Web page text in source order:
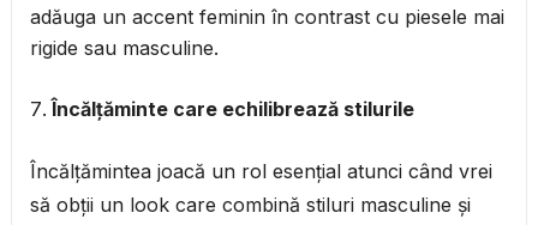
adăuga un accent feminin în contrast cu piesele mai
rigide sau masculine.
Încălțăminte care echilibrează stilurile
Încălțămintea joacă un rol esențial atunci când vrei
să obții un look care combină stiluri masculine și